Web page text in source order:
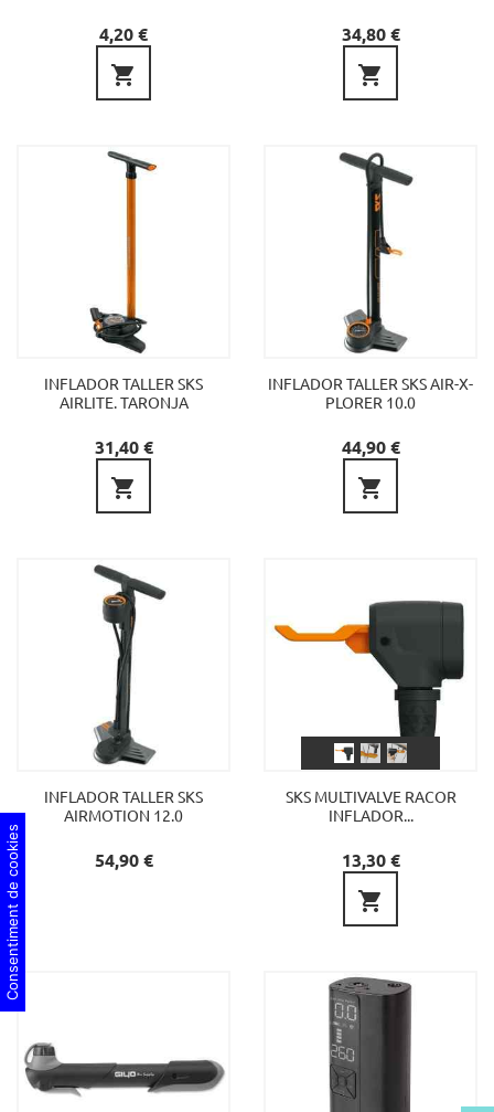
Preu
4,20 €

Preu
34,80 €

INFLADOR TALLER SKS
AIRLITE. TARONJA
Preu
31,40 €

INFLADOR TALLER SKS AIR-X-
PLORER 10.0
Preu
44,90 €

INFLADOR TALLER SKS
AIRMOTION 12.0
Preu
54,90 €
SKS MULTIVALVE RACOR
INFLADOR...
Preu
13,30 €

Consentiment de cookies